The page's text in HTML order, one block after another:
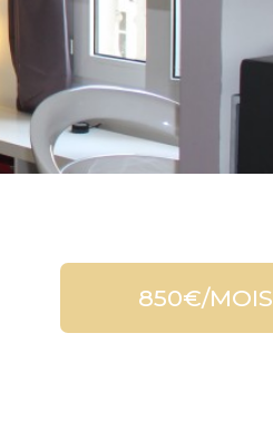
850€/MOIS